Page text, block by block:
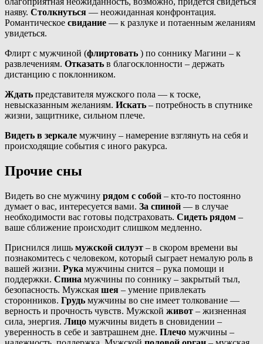
наяву. Столкнуться — неожиданная конфронтация.
Романтическое свидание — к разлуке и потаенным желаниям
увидеться.
Флирт с мужчиной (флиртовать ) по соннику Магини – к
развлечениям. Отказать в благосклонности – держать
дистанцию с поклонником.
Ждать представителя мужского пола — к тоске,
невысказанным желаниям. Искать – потребность в спутнике
жизни, защитнике, сильном плече.
Видеть в зеркале мужчину – намерение взглянуть на себя и
происходящие события с иного ракурса.
Прочие сны
Видеть во сне мужчину рядом с собой – кто-то постоянно
думает о вас, интересуется вами. За спиной — в случае
необходимости вас готовы подстраховать. Сидеть рядом –
ваше сближение происходит слишком медленно.
Приснился лишь мужской силуэт – в скором времени вы
познакомитесь с человеком, который сыграет немалую роль в
вашей жизни. Рука мужчины снится – рука помощи и
поддержки. Спина мужчины по соннику – закрытый тыл,
безопасность. Мужская шея – умение привлекать
сторонников. Грудь мужчины во сне имеет толкование —
верность и прочность чувств. Мужской живот – жизненная
сила, энергия. Лицо мужчины видеть в сновидении –
уверенность в себе и завтрашнем дне. Плечо мужчины –